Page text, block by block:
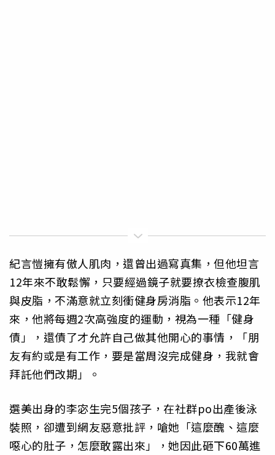
紀言愷擁有傲人肌肉，還曾出過寫真集，但他坦言
12年來不敢鬆懈，只要經過鏡子就要撩衣檢查腹肌
與皮脂，不滿意就立刻衝健身房消脂。他表示12年
來，他將每週2次高強度的運動，視為一種「健身
債」，還債了才允許自己做其他開心的事情，「朋
友有約或是有工作，要是當周沒完成健身，我就會
拜託他們改期」。
選美出身的李宓生完5個孩子，在社群po出產後泳
裝照，卻遭到網友惡意批評，嗆她「這麼醜、這麼
噁心的肚子，怎麼敢露出來」，她因此砸下60萬進